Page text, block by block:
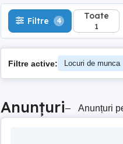
Filtre 4 Toate
1
Filtre active: Locuri de munca
Anunțuri– Anunțuri